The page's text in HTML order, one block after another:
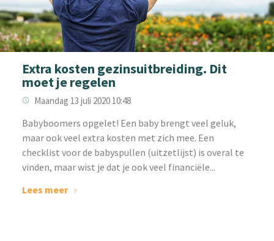
Extra kosten gezinsuitbreiding. Dit
moet je regelen
Maandag 13 juli 2020 10:48
Babyboomers opgelet! Een baby brengt veel geluk,
maar ook veel extra kosten met zich mee. Een
checklist voor de babyspullen (uitzetlijst) is overal te
vinden, maar wist je dat je ook veel financiële...
Lees meer